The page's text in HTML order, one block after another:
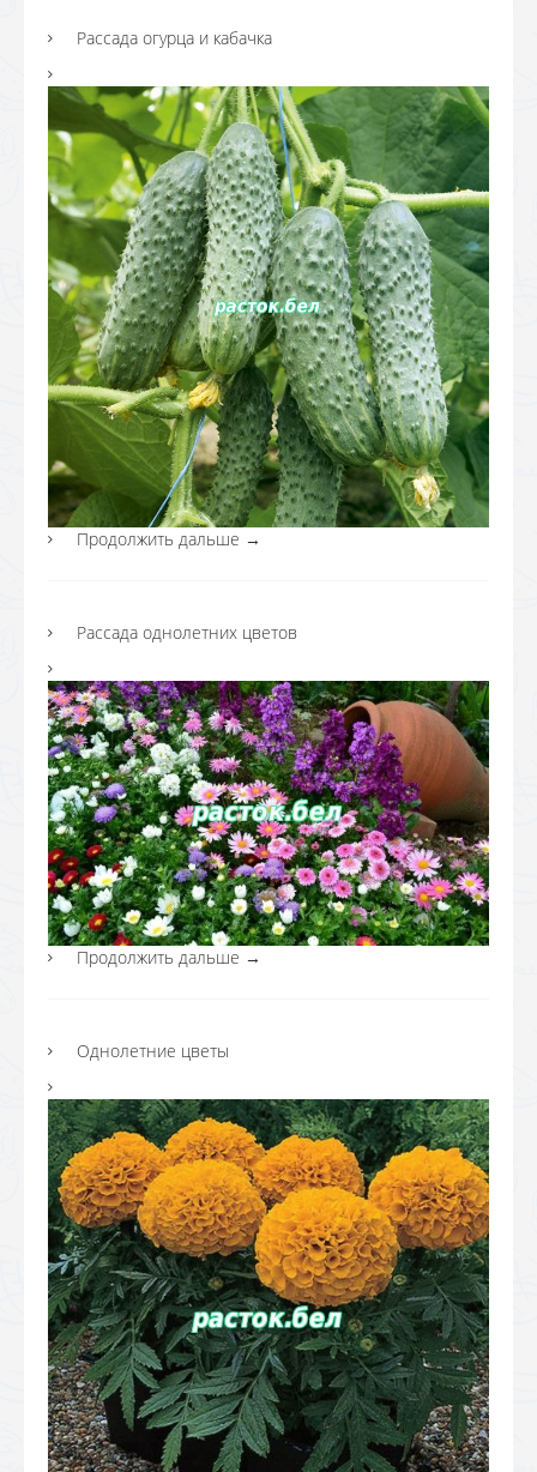
Рассада огурца и кабачка
Продолжить дальше →
Рассада однолетних цветов
Продолжить дальше →
Однолетние цветы